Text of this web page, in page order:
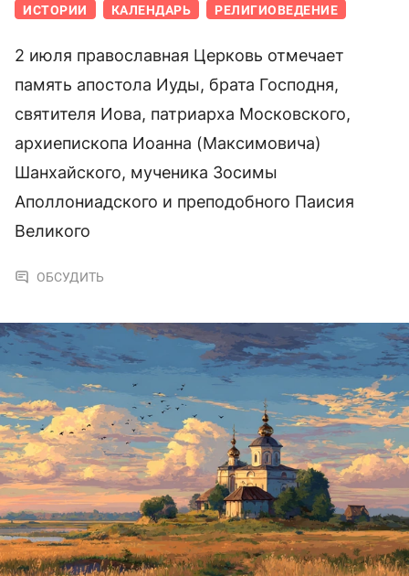
ИСТОРИИ КАЛЕНДАРЬ РЕЛИГИОВЕДЕНИЕ
2 июля православная Церковь отмечает
память апостола Иуды, брата Господня,
святителя Иова, патриарха Московского,
архиепископа Иоанна (Максимовича)
Шанхайского, мученика Зосимы
Аполлониадского и преподобного Паисия
Великого
ОБСУДИТЬ